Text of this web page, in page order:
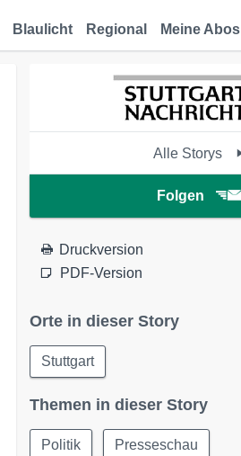
Blaulicht Regional Meine Abos
Alle Storys
Folgen
Druckversion
PDF-Version
Orte in dieser Story
Stuttgart
Themen in dieser Story
Politik Presseschau